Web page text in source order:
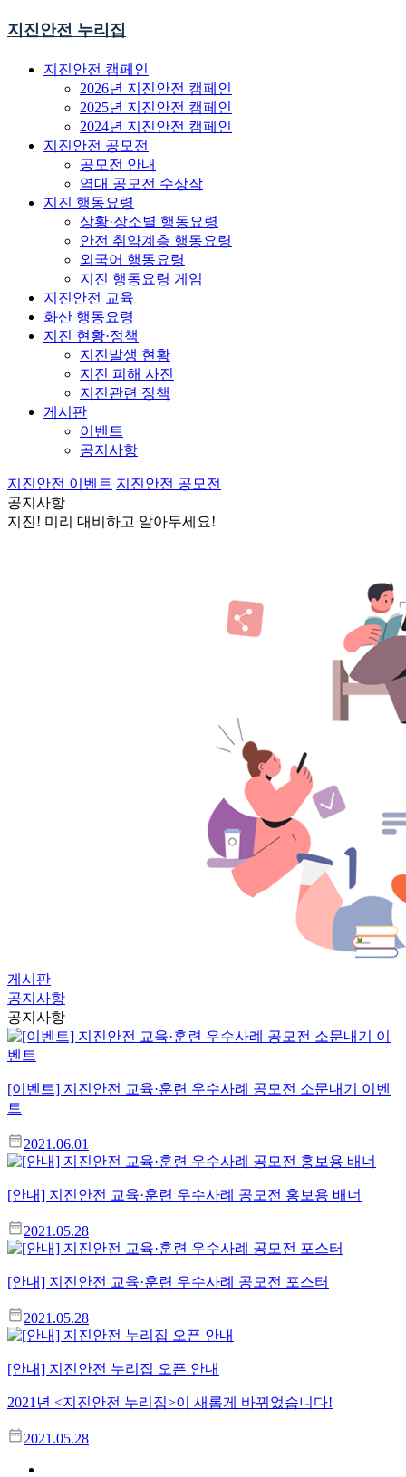
지진안전 누리집
지진안전 캠페인
2026년 지진안전 캠페인
2025년 지진안전 캠페인
2024년 지진안전 캠페인
지진안전 공모전
공모전 안내
역대 공모전 수상작
지진 행동요령
상황·장소별 행동요령
안전 취약계층 행동요령
외국어 행동요령
지진 행동요령 게임
지진안전 교육
화산 행동요령
지진 현황·정책
지진발생 현황
지진 피해 사진
지진관련 정책
게시판
이벤트
공지사항
지진안전 이벤트 지진안전 공모전
공지사항
지진! 미리 대비하고 알아두세요!
게시판
공지사항
공지사항
[이벤트] 지진안전 교육·훈련 우수사례 공모전 소문내기 이벤
트
2021.06.01
[안내] 지진안전 교육·훈련 우수사례 공모전 홍보용 배너
2021.05.28
[안내] 지진안전 교육·훈련 우수사례 공모전 포스터
2021.05.28
[안내] 지진안전 누리집 오픈 안내
2021년 <지진안전 누리집>이 새롭게 바뀌었습니다!
2021.05.28